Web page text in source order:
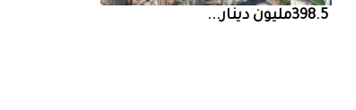
398.5‭ ‬مليون‭ ‬دينار‭ ...